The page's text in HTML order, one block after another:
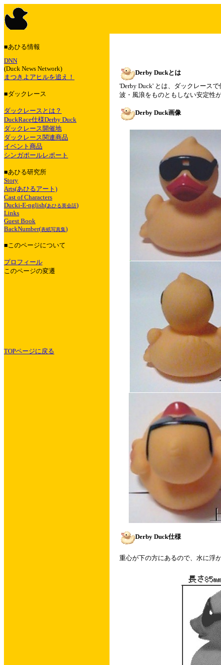
■あひる情報
DNN
(Duck News Network)
まつきよアヒルを追え！
■ダックレース
ダックレースとは？
DuckRace仕様Derby Duck
ダックレース開催地
ダックレース関連商品
イベント商品
シンガポールレポート
■あひる研究所
Story
Arts(あひるアート)
Cast of Characters
Ducki-E-nglish(あひる英会話)
Links
Guest Book
BackNumber(表紙写真集)
■このページについて
プロフィール
このページの変遷
TOPページに戻る
Derby Duckとは
'Derby Duck' とは、ダックレース
波・風浪をものともしない安定性
Derby Duck画像
Derby Duck仕様
重心が下の方にあるので、水に浮